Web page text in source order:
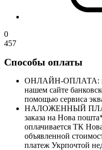
0
457
Способы оплаты
ОНЛАЙН-ОПЛАТА:
нашем сайте
помощью сервиса
НАЛОЖЕННЫЙ
заказа на Нова
оплачивается ТК
объявленной
платеж Укрпочтой